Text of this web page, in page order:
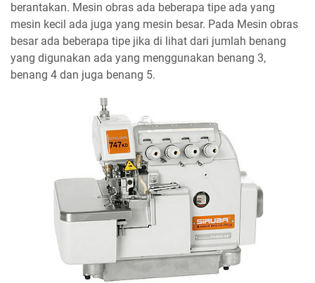
berantakan. Mesin obras ada beberapa tipe ada yang
mesin kecil ada juga yang mesin besar. Pada Mesin obras
besar ada beberapa tipe jika di lihat dari jumlah benang
yang digunakan ada yang menggunakan benang 3,
benang 4 dan juga benang 5.